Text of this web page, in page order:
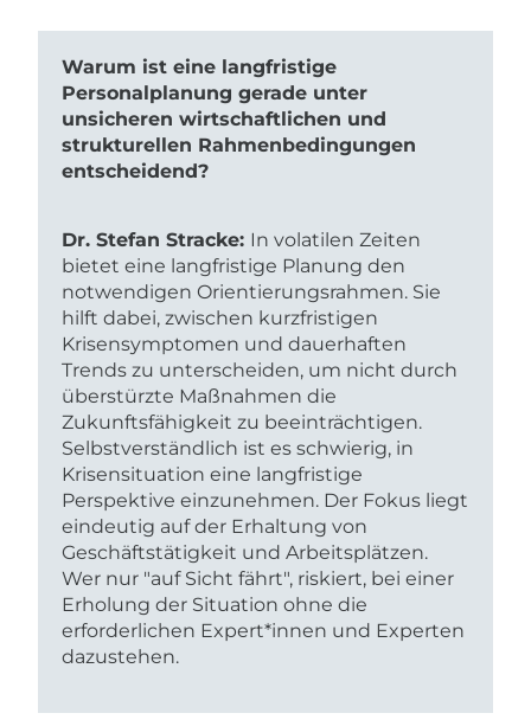
Warum ist eine langfristige
Personalplanung gerade unter
unsicheren wirtschaftlichen und
strukturellen Rahmenbedingungen
entscheidend?
Dr. Stefan Stracke: In volatilen Zeiten
bietet eine langfristige Planung den
notwendigen Orientierungsrahmen. Sie
hilft dabei, zwischen kurzfristigen
Krisensymptomen und dauerhaften
Trends zu unterscheiden, um nicht durch
überstürzte Maßnahmen die
Zukunftsfähigkeit zu beeinträchtigen.
Selbstverständlich ist es schwierig, in
Krisensituation eine langfristige
Perspektive einzunehmen. Der Fokus liegt
eindeutig auf der Erhaltung von
Geschäftstätigkeit und Arbeitsplätzen.
Wer nur "auf Sicht fährt", riskiert, bei einer
Erholung der Situation ohne die
erforderlichen Expert*innen und Experten
dazustehen.